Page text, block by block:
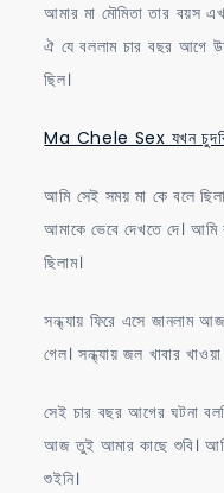
আমার মা মৌমিতা তার বয়স
ঐ যে বললাম চার বছর আগে
ছিল।
Ma Chele Sex যখন চুদবি
আমি সেই সময় মা কে বলে
আমাকে ভেবে দেখতে দে। আমি
ছিলাম।
সন্ধ্যায় ফিরে এসে জানলাম
গেল। সন্ধ্যায় জল খাবার
সেই চার বছর আগের ঘটনা
আজ তুই আমার কাছে শুবি। আমি
শুইনি।